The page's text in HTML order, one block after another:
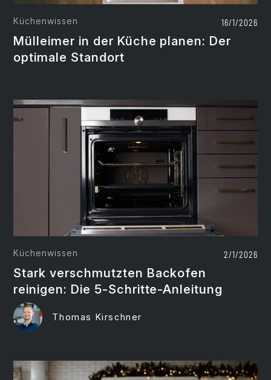
Küchenwissen 16/1/2026
Mülleimer in der Küche planen: Der
optimale Standort
Küchenwissen 2/1/2026
Stark verschmutzten Backofen
reinigen: Die 5-Schritte-Anleitung
Thomas Kirschner